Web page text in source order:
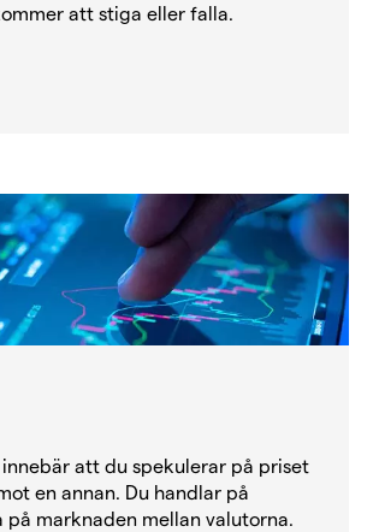
att stiga eller falla.
att du spekulerar på priset
en annan. Du handlar på
på marknaden mellan valutorna.